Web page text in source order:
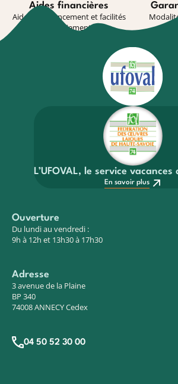
Aides financières
Aides au financement et facilités
de paiement
L’UFOVAL, le service vacances
En savoir plus
Ouverture
Du lundi au vendredi :
9h à 12h et 13h30 à 17h30
Adresse
3 avenue de la Plaine
BP 340
74008 ANNECY Cedex
04 50 52 30 00